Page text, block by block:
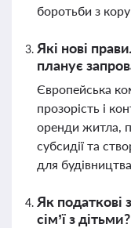
боротьби з
Які нові
планує
Європейська
прозорість і
оренди житла,
субсидії та
для
Як податкові
сім’ї з дітьми?